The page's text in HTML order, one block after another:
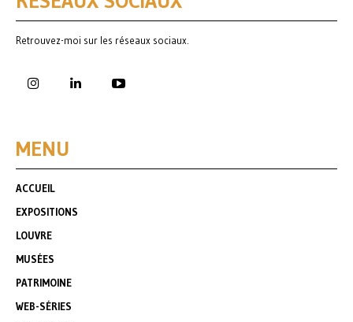
Retrouvez-moi sur les réseaux sociaux.
MENU
ACCUEIL
EXPOSITIONS
LOUVRE
MUSÉES
PATRIMOINE
WEB-SÉRIES